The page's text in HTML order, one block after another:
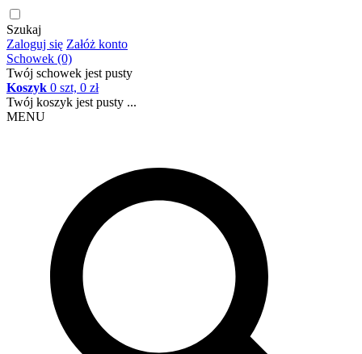
Szukaj
Zaloguj się Załóż konto
Schowek (0)
Twój schowek jest pusty
Koszyk 0 szt, 0 zł
Twój koszyk jest pusty ...
MENU